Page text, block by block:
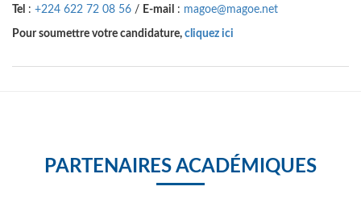
Tel : +224 622 72 08 56 / E-mail : magoe@magoe.net
Pour soumettre votre candidature, cliquez ici
PARTENAIRES ACADÉMIQUES